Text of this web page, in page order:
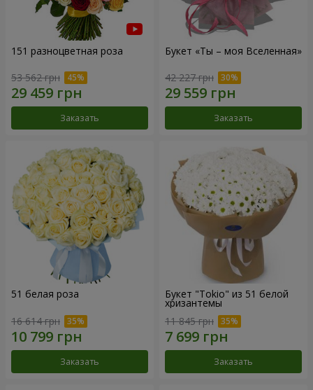
151 разноцветная роза
53 562 грн
Заказать
Букет «Ты – моя Вселенная»
42 227 грн
Заказать
51 белая роза
16 614 грн
Заказать
Букет "Tokio" из 51 белой
хризантемы
11 845 грн
Заказать